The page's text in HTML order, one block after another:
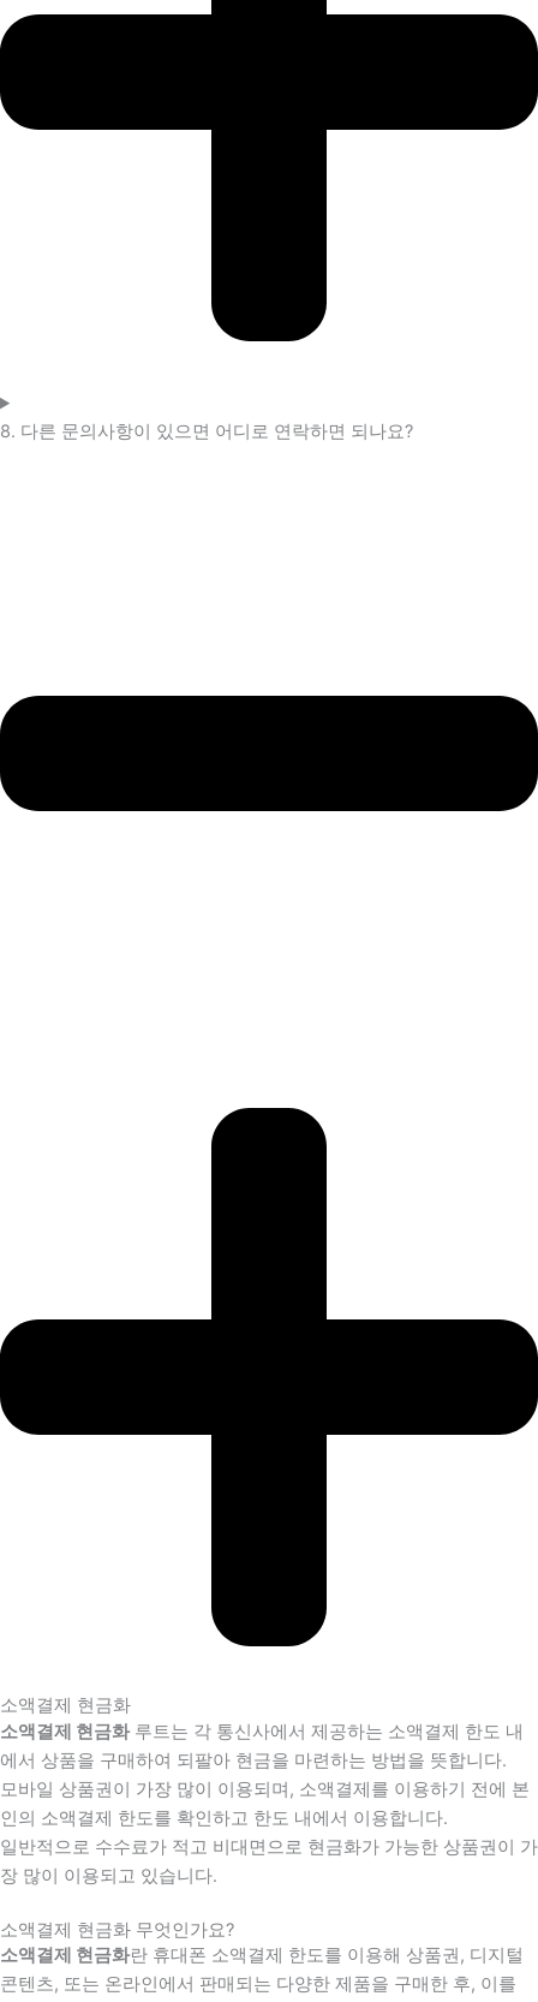
8. 다른 문의사항이 있으면 어디로 연락하면 되나요?
소액결제 현금화
소액결제 현금화루트는 각 통신사에서 제공하는 소액결제 한도 내
에서 상품을 구매하여 되팔아 현금을 마련하는 방법을 뜻합니다.
모바일 상품권이 가장 많이 이용되며, 소액결제를 이용하기 전에 본
인의 소액결제 한도를 확인하고 한도 내에서 이용합니다.
일반적으로 수수료가 적고 비대면으로 현금화가 가능한 상품권이 가
장 많이 이용되고 있습니다.
소액결제 현금화 무엇인가요?
소액결제 현금화란 휴대폰 소액결제 한도를 이용해 상품권, 디지털
콘텐츠, 또는 온라인에서 판매되는 다양한 제품을 구매한 후, 이를